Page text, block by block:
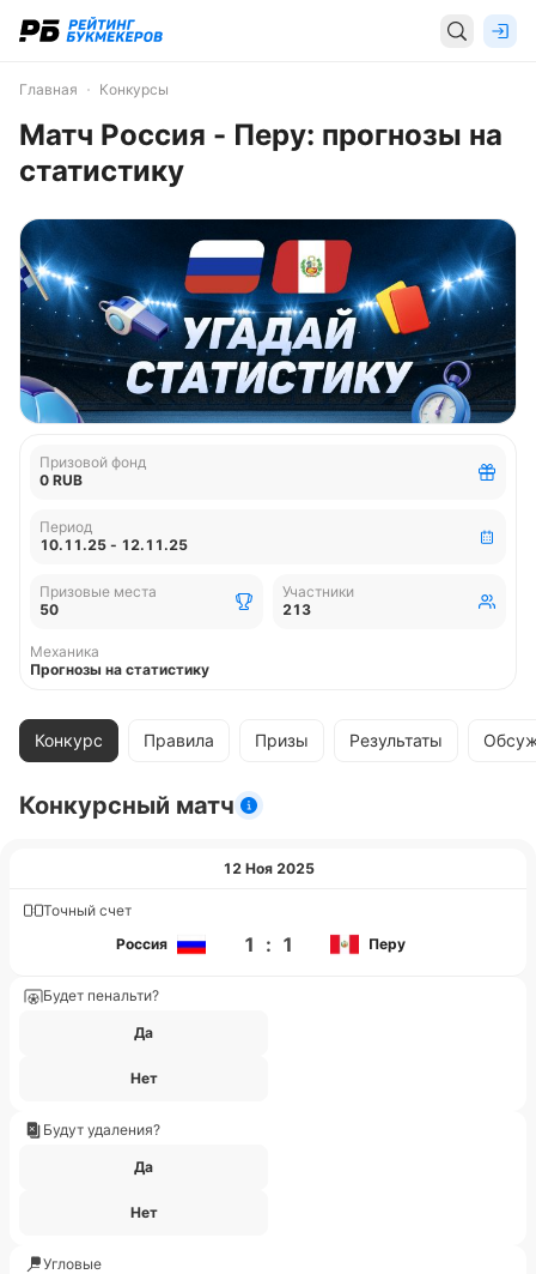
Главная Конкурсы
Матч Россия - Перу: прогнозы на
статистику
Призовой фонд
0 RUB
Период
10.11.25 - 12.11.25
Призовые места
50
Участники
213
Механика
Прогнозы на статистику
Конкурс Правила Призы Результаты
Конкурсный матч
12 Ноя 2025
Точный счет
Россия
1 : 1 Перу
Будет пенальти?
Да
Нет
Будут удаления?
Да
Нет
Угловые